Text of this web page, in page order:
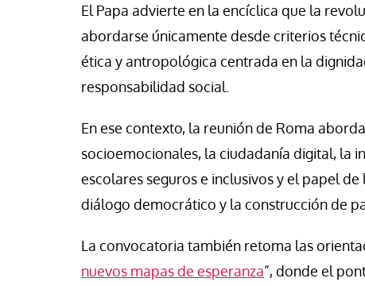
El Papa advierte en la encíclica que la
abordarse únicamente desde criterios
ética y antropológica centrada en la
responsabilidad social.
En ese contexto, la reunión de Roma
socioemocionales, la ciudadanía digital, la
escolares seguros e inclusivos y el papel
diálogo democrático y la construcción de
La convocatoria también retoma las
nuevos mapas de esperanza”, donde el